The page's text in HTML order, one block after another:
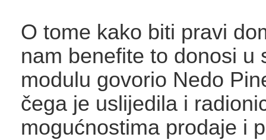
O tome kako biti pravi
nam benefite to donosi u
modulu govorio Nedo
čega je uslijedila i
mogućnostima prodaje i